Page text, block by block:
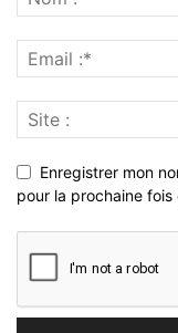
Enregistrer mon
pour la prochaine